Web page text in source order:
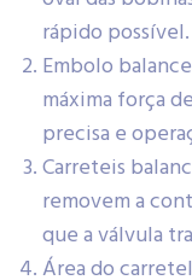
rápido possível.
Embolo
máxima força
precisa e
Carreteis
removem a
que a válvula
Área do